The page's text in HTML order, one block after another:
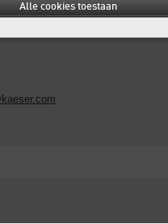
in Google Maps
Alle cookies toestaan